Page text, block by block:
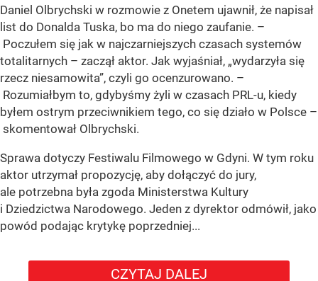
Daniel Olbrychski w rozmowie z Onetem ujawnił, że napisał
list do Donalda Tuska, bo ma do niego zaufanie. –
Poczułem się jak w najczarniejszych czasach systemów
totalitarnych – zaczął aktor. Jak wyjaśniał, „wydarzyła się
rzecz niesamowita”, czyli go ocenzurowano. –
Rozumiałbym to, gdybyśmy żyli w czasach PRL-u, kiedy
byłem ostrym przeciwnikiem tego, co się działo w Polsce –
skomentował Olbrychski.
Sprawa dotyczy Festiwalu Filmowego w Gdyni. W tym roku
aktor utrzymał propozycję, aby dołączyć do jury,
ale potrzebna była zgoda Ministerstwa Kultury
i Dziedzictwa Narodowego. Jeden z dyrektor odmówił, jako
powód podając krytykę poprzedniej...
CZYTAJ DALEJ